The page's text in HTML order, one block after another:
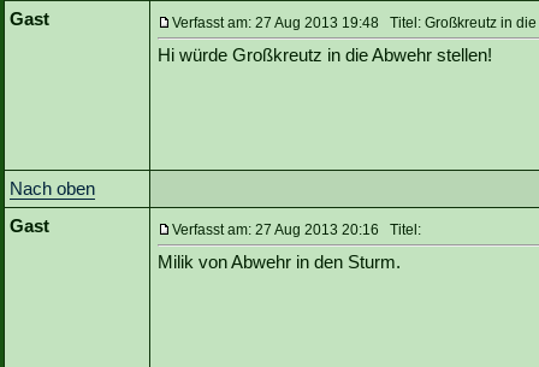
Gast
Verfasst am: 27 Aug 2013 19:48 Titel: Großkreutz in
Hi würde Großkreutz in die Abwehr stellen!
Nach oben
Gast
Verfasst am: 27 Aug 2013 20:16 Titel:
Milik von Abwehr in den Sturm.